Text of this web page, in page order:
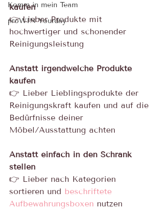
Komm in mein Team
proWIN Yourday
kaufen
👉 Lieber Produkte mit
hochwertiger und schonender
Reinigungsleistung
Anstatt irgendwelche Produkte
kaufen
👉 Lieber Lieblingsprodukte der
Reinigungskraft kaufen und auf die
Bedürfnisse deiner
Möbel/Ausstattung achten
Anstatt einfach in den Schrank
stellen
👉 Lieber nach Kategorien
sortieren und beschriftete
Aufbewahrungsboxen nutzen